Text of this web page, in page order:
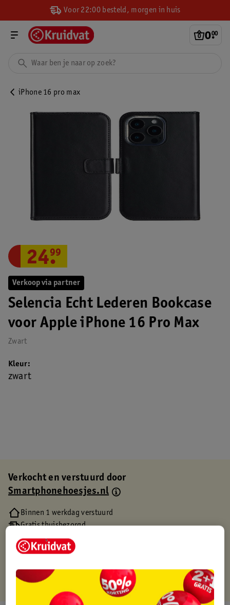
Voor 22:00 besteld, morgen in huis
0.
00
iPhone 16 pro max
Verkoop via partner
Selencia Echt Lederen Bookcase
voor Apple iPhone 16 Pro Max
Zwart
24.
99
Kleur
zwart
Verkocht en verstuurd door
Smartphonehoesjes.nl
Binnen 1 werkdag verstuurd
Gratis thuisbezorgd
Gratis retourneren via verkooppartner.
Gratis punten met je Kruidvat kaart